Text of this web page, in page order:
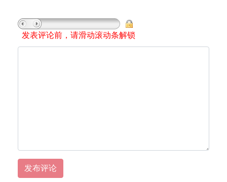
发表评论前，请滑动滚动条解锁